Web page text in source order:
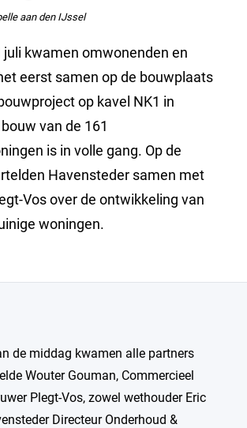
aan den IJssel
juli kwamen omwonenden en
eerst samen op de bouwplaats
op kavel NK1 in
van de 161
is in volle gang. Op de
Havensteder samen met
Vos over de ontwikkeling van
woningen.
de middag kwamen alle partners
Wouter Gouman, Commercieel
Plegt-Vos, zowel wethouder Eric
Directeur Onderhoud &